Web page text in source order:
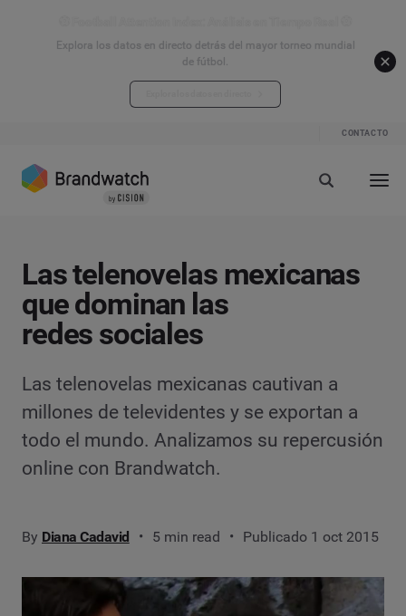
Explora los datos en directo detrás del mayor torneo mundial
de fútbol.
CONTACTO
Las telenovelas mexicanas
que dominan las
redes sociales
Las telenovelas mexicanas cautivan a
millones de televidentes y se exportan a
todo el mundo. Analizamos su repercusión
online con Brandwatch.
By Diana Cadavid 5 min read Publicado 1 oct 2015